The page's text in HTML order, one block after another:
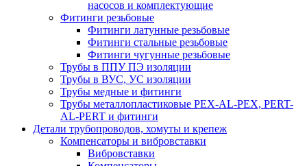
насосов и комплектующие
Фитинги резьбовые
Фитинги латунные резьбовые
Фитинги стальные резьбовые
Фитинги чугунные резьбовые
Трубы в ППУ ПЭ изоляции
Трубы в ВУС, УС изоляции
Трубы медные и фитинги
Трубы металлопластиковые PEX-AL-PEX, PERT-
AL-PERT и фитинги
Детали трубопроводов, хомуты и крепеж
Компенсаторы и вибровставки
Вибровставки